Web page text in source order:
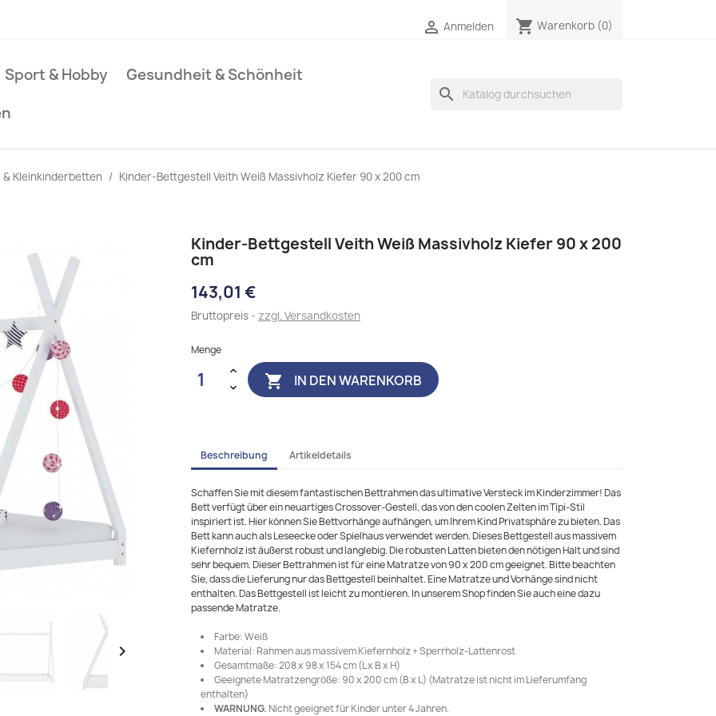
 Anmelden shopping_cart Warenkorb (0)
Sport & Hobby
Gesundheit & Schönheit
search
& Kleinkinderbetten Kinder-Bettgestell Veith Weiß Massivholz Kiefer 90 x 200 cm

Kinder-Bettgestell Veith Weiß Massivholz Kiefer 90 x 200
cm
143,01 €
Bruttopreis zzgl. Versandkosten
Menge
 IN DEN WARENKORB
Beschreibung Artikeldetails
Schaffen Sie mit diesem fantastischen Bettrahmen das ultimative Versteck im Kinderzimmer! Das
Bett verfügt über ein neuartiges Crossover-Gestell, das von den coolen Zelten im Tipi-Stil
inspiriert ist. Hier können Sie Bettvorhänge aufhängen, um Ihrem Kind Privatsphäre zu bieten. Das
Bett kann auch als Leseecke oder Spielhaus verwendet werden. Dieses Bettgestell aus massivem
Kiefernholz ist äußerst robust und langlebig. Die robusten Latten bieten den nötigen Halt und sind
sehr bequem. Dieser Bettrahmen ist für eine Matratze von 90 x 200 cm geeignet. Bitte beachten
Sie, dass die Lieferung nur das Bettgestell beinhaltet. Eine Matratze und Vorhänge sind nicht
enthalten. Das Bettgestell ist leicht zu montieren. In unserem Shop finden Sie auch eine dazu
passende Matratze.
Farbe: Weiß
Material: Rahmen aus massivem Kiefernholz + Sperrholz-Lattenrost
Gesamtmaße: 208 x 98 x 154 cm (L x B x H)
Geeignete Matratzengröße: 90 x 200 cm (B x L) (Matratze ist nicht im Lieferumfang
enthalten)
WARNUNG. Nicht geeignet für Kinder unter 4 Jahren.